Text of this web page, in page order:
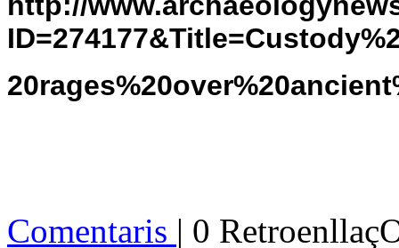
Comentaris | 0